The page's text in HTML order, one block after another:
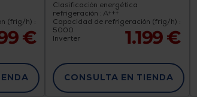
(frig/h) :
€
Clasificación energética
refrigeración : A+++
Capacidad de refrigeración (frig/h) :
5000
Inverter
1.199 €
CONSULTA EN TIENDA